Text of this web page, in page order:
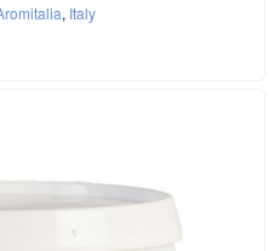
, Italy